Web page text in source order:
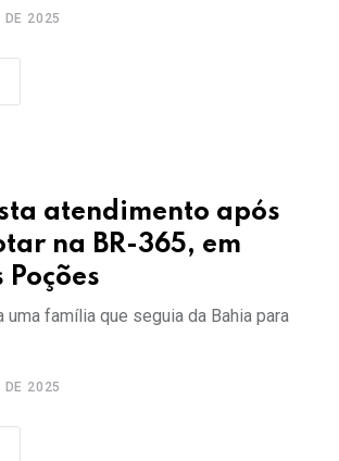
DE 2025
atendimento após
na BR-365, em
uma família que seguia da Bahia para
DE 2025